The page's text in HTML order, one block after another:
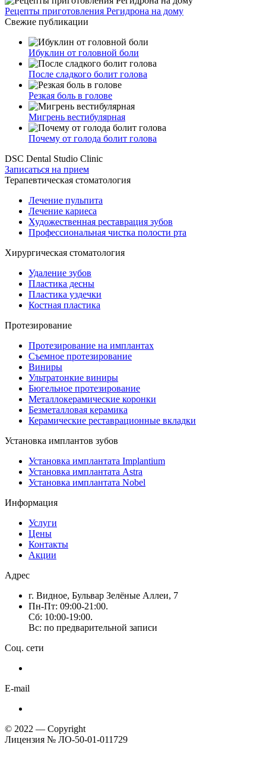
Рецепты приготовления Регидрона на дому
Свежие публикации
Ибуклин от головной боли
После сладкого болит голова
Резкая боль в голове
Мигрень вестибулярная
Почему от голода болит голова
DSC Dental Studio Clinic
Записаться на прием
Терапевтическая стоматология
Лечение пульпита
Лечение кариеса
Художественная реставрация зубов
Профессиональная чистка полости рта
Хирургическая стоматология
Удаление зубов
Пластика десны
Пластика уздечки
Костная пластика
Протезирование
Протезирование на имплантах
Съемное протезирование
Виниры
Ультратонкие виниры
Бюгельное протезирование
Металлокерамические коронки
Безметалловая керамика
Керамические реставрационные вкладки
Установка имплантов зубов
Установка имплантата Implantium
Установка имплантата Astra
Установка имплантата Nobel
Информация
Услуги
Цены
Контакты
Акции
Адрес
г. Видное, Бульвар Зелёные Аллеи, 7
Пн-Пт: 09:00-21:00.
Сб: 10:00-19:00.
Вс: по предварительной записи
Соц. сети
E-mail
© 2022 — Copyright
Лицензия № ЛО-50-01-011729